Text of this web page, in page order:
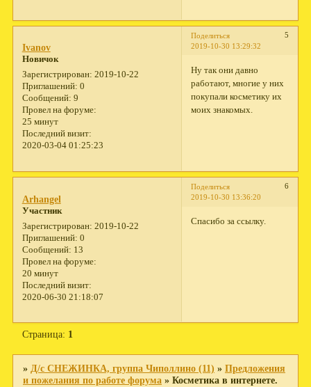
Поделиться
5
2019-10-30 13:29:32
Ivanov
Новичок
Зарегистрирован: 2019-10-22
Приглашений: 0
Сообщений: 9
Провел на форуме:
25 минут
Последний визит:
2020-03-04 01:25:23
Ну так они давно
работают, многие у них
покупали косметику их
моих знакомых.
Поделиться
6
2019-10-30 13:36:20
Arhangel
Участник
Зарегистрирован: 2019-10-22
Приглашений: 0
Сообщений: 13
Провел на форуме:
20 минут
Последний визит:
2020-06-30 21:18:07
Спасибо за ссылку.
Страница: 1
» Д/с СНЕЖИНКА, группа Чиполлино (11) » Предложения
и пожелания по работе форума » Косметика в интернете.